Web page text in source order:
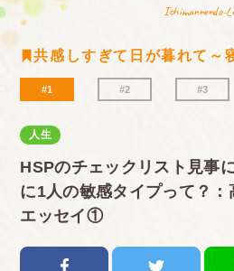
Ichimannendo-
#1 #2 #3
人生
HSPのチェックリスト見事
に1人の敏感タイプって？
エッセイ①